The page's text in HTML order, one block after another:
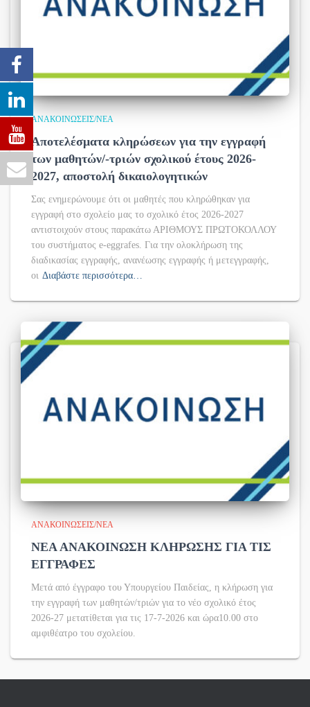
ΑΝΑΚΟΙΝΏΣΕΙΣ/ΝΈΑ
Αποτελέσματα κληρώσεων για την εγγραφή
των μαθητών/-τριών σχολικού έτους 2026-
2027, αποστολή δικαιολογητικών
Σας ενημερώνουμε ότι οι μαθητές που κληρώθηκαν για
εγγραφή στο σχολείο μας το σχολικό έτος 2026-2027
αντιστοιχούν στους παρακάτω ΑΡΙΘΜΟΥΣ ΠΡΩΤΟΚΟΛΛΟΥ
του συστήματος e-eggrafes. Για την ολοκλήρωση της
διαδικασίας εγγραφής, ανανέωσης εγγραφής ή μετεγγραφής,
οι Διαβάστε περισσότερα…
ΑΝΑΚΟΙΝΏΣΕΙΣ/ΝΈΑ
ΝΕΑ ΑΝΑΚΟΙΝΩΣΗ ΚΛΗΡΩΣΗΣ ΓΙΑ ΤΙΣ
ΕΓΓΡΑΦΕΣ
Μετά από έγγραφο του Υπουργείου Παιδείας, η κλήρωση για
την εγγραφή των μαθητών/τριών για το νέο σχολικό έτος
2026-27 μετατίθεται για τις 17-7-2026 και ώρα10.00 στο
αμφιθέατρο του σχολείου.